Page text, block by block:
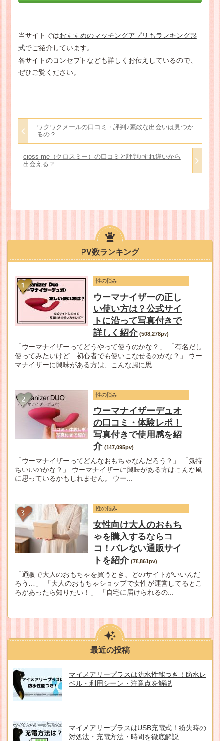
当サイトではおすすめのマッチングアプリもランキング形
式でご紹介しています。
各サイトのコンセプトなども詳しくお伝えしているので、
ぜひご覧ください。
ワクワクメールの口コミ・評判♪素敵な出会いは見つか
るの？
cross me（クロスミー）の口コミと評判♪すれ違いから
出会える？
PV数ランキング
性の悩み
ウーマナイザーの正し
い使い方は？公式サイ
トに沿って写真付きで
詳しく紹介 (508,278pv)
「ウーマナイザーってどうやって使うのかな？」 「有名だし
使ってみたいけど…初心者でも使いこなせるのかな？」 ウー
マナイザーに興味がある方は、こんな風に思...
性の悩み
ウーマナイザーデュオ
の口コミ・体験レポ！
写真付きで使用感を紹
介 (147,095pv)
「ウーマナイザーってどんなおもちゃなんだろう？」 「気持
ちいいのかな？」 ウーマナイザーに興味がある方はこんな風
に思っているかもしれません。 ウー...
性の悩み
女性向け大人のおもち
ゃを購入するならコ
コ！バレない通販サイ
トを紹介 (78,861pv)
「通販で大人のおもちゃを買うとき、どのサイトがいいんだ
ろう…」 「大人のおもちゃショップで女性が運営してるとこ
ろがあったら知りたい！」 「自宅に届けられるの...
最近の投稿
マイメアリープラスは防水性能つき！防水レ
ベル・利用シーン・注意点を解説
マイメアリープラスはUSB充電式！紛失時の
対処法・充電方法・時間を徹底解説